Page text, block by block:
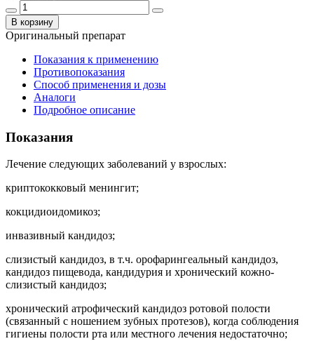
В корзину
Оригинальный препарат
Показания к применению
Противопоказания
Способ применения и дозы
Аналоги
Подробное описание
Показания
Лечение следующих заболеваний у взрослых:
криптококковый менингит;
кокцидиоидомикоз;
инвазивный кандидоз;
слизистый кандидоз, в т.ч. орофарингеальный кандидоз,
кандидоз пищевода, кандидурия и хронический кожно-
слизистый кандидоз;
хронический атрофический кандидоз ротовой полости
(связанный с ношением зубных протезов), когда соблюдения
гигиены полости рта или местного лечения недостаточно;